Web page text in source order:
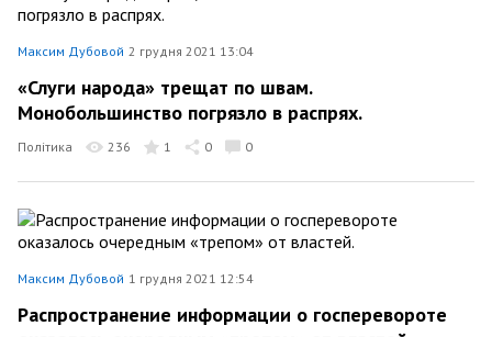
Максим Дубовой 2 грудня 2021 13:04
«Слуги народа» трещат по швам.
Монобольшинство погрязло в распрях.
Політика 236 1 0 0
Максим Дубовой 1 грудня 2021 12:54
Распространение информации о госперевороте